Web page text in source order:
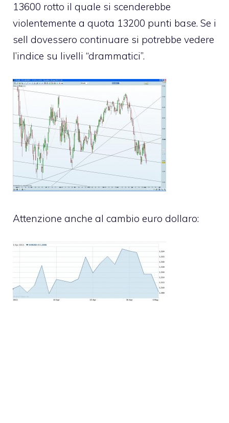
13600 rotto il quale si scenderebbe
violentemente a quota 13200 punti base. Se i
sell dovessero continuare si potrebbe vedere
l’indice su livelli “drammatici”.
Attenzione anche al cambio euro dollaro: